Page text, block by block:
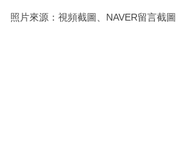
照片來源：視頻截圖、NAVER留言截圖